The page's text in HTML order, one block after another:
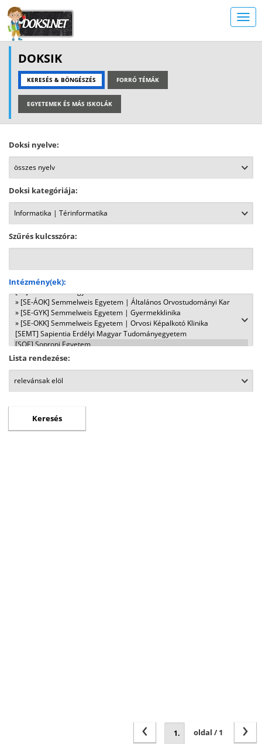
DOKSIK
KERESÉS & BÖNGÉSZÉS FORRÓ TÉMÁK
EGYETEMEK ÉS MÁS ISKOLÁK
Doksi nyelve:
Doksi kategóriája:
Szűrés kulcsszóra:
Intézmény(ek):
Lista rendezése:
›
oldal / 1
‹